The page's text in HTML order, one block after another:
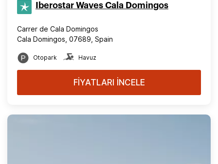
Iberostar Waves Cala Domingos
Carrer de Cala Domingos
Cala Domingos, 07689, Spain
Otopark Havuz
FİYATLARI İNCELE